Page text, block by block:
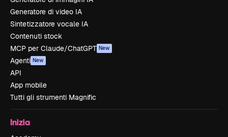
Generatore di video IA
Sintetizzatore vocale IA
Contenuti stock
MCP per Claude/ChatGPT New
Agenti New
API
App mobile
Tutti gli strumenti Magnific
Inizia